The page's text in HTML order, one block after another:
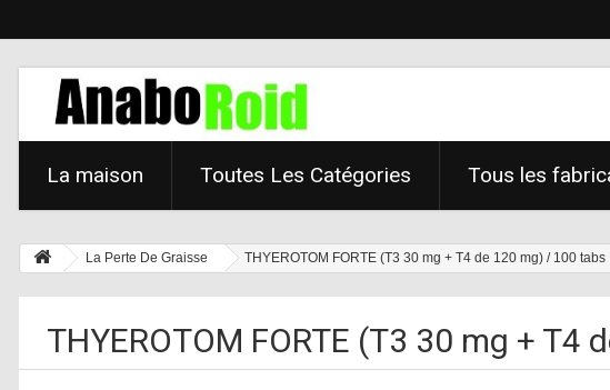
La maison Toutes Les Catégories Tous les
La Perte De Graisse THYEROTOM FORTE (T3 30 mg + T4 de 120 mg) / 100 tabs
THYEROTOM FORTE (T3 30 mg +